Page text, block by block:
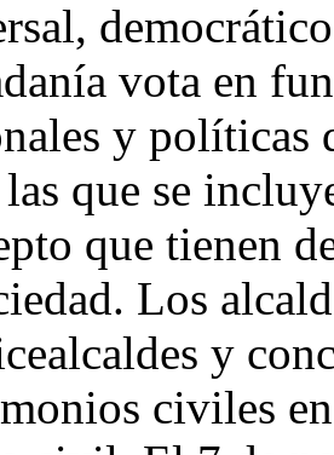
vota en
y políticas
que se
que tienen
Los
y
civiles